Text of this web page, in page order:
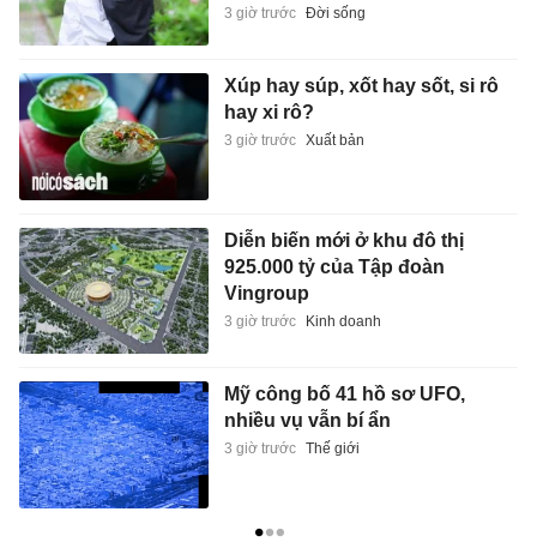
3 giờ trước Đời sống
Xúp hay súp, xốt hay sốt, si rô
hay xi rô?
3 giờ trước Xuất bản
Diễn biến mới ở khu đô thị
925.000 tỷ của Tập đoàn
Vingroup
3 giờ trước Kinh doanh
Mỹ công bố 41 hồ sơ UFO,
nhiều vụ vẫn bí ẩn
3 giờ trước Thế giới